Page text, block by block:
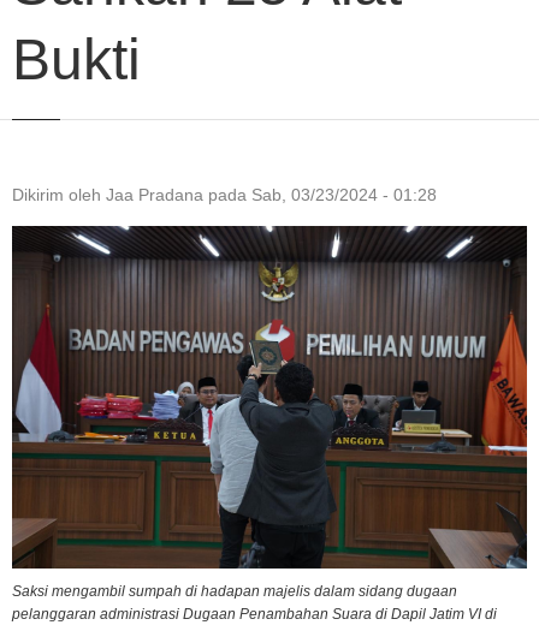
Bukti
Dikirim oleh Jaa Pradana pada Sab, 03/23/2024 - 01:28
Saksi mengambil sumpah di hadapan majelis dalam sidang dugaan
pelanggaran administrasi Dugaan Penambahan Suara di Dapil Jatim VI di